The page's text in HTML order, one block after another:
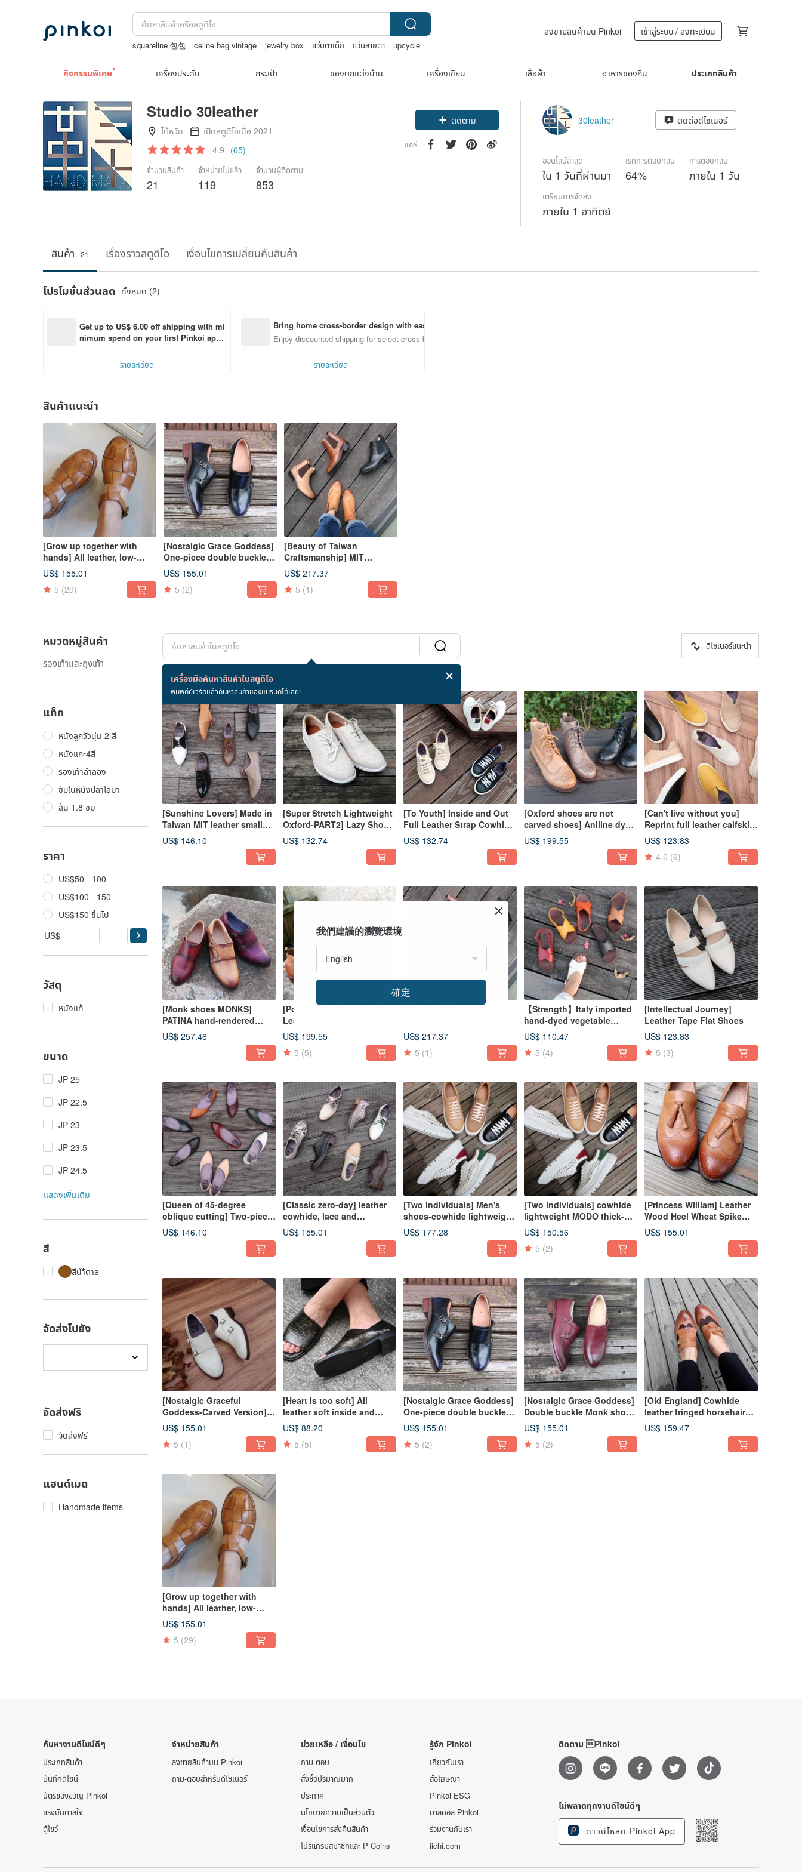
squareline 包包 celine bag vintage jewelry box แว่นตาเด็ก แว่นสายตา
upcycle
ลงขายสินค้าบน Pinkoi เข้าสู่ระบบ / ลงทะเบียน
กิจกรรมพิเศษ เครื่องประดับ กระเป๋า ของตกแต่งบ้าน เครื่องเขียน เสื้อผ้า อาหารของกิน ประเภทสินค้า
Studio 30leather
ไต้หวัน
เปิดสตูดิโอเมื่อ 2021
4.9 (65)
จำนวนสินค้า
21
จำหน่ายไปแล้ว
119
จำนวนผู้ติดตาม
853
ติดตาม
แชร์
30leather ติดต่อดีไซเนอร์
ออนไลน์ล่าสุด
ใน 1 วันที่ผ่านมา
เรทการตอบกลับ
64%
การตอบกลับ
ภายใน 1 วัน
เตรียมการจัดส่ง
ภายใน 1 อาทิตย์
สินค้า 21 เรื่องราวสตูดิโอ เงื่อนไขการเปลี่ยนคืนสินค้า
โปรโมชั่นส่วนลด ทั้งหมด (2)
Get up to US$ 6.00 off shipping with mi
nimum spend on your first Pinkoi app
รายละเอียด
Bring home cross-border design with ease
Enjoy discounted shipping for select cross-border items
รายละเอียด
สินค้าแนะนำ
[Grow up together with
hands] All leather, low-
heeled, small wooden heel,
fish bone, hand-woven
Roman sandals, five colors,
US$ 155.01
5 (29)
[Nostalgic Grace Goddess]
One-piece double buckle
Monk shoes retro polished
mirrored soft leather 5
colors (dark wine red
US$ 155.01
5 (2)
[Beauty of Taiwan
Craftsmanship] MIT
handmade shoes CHELSEA
BOOTS micro square last
whole piece of cowhide
US$ 217.37
5 (1)
หมวดหมู่สินค้า
รองเท้าและถุงเท้า
แท็ก
หนังลูกวัวนุ่ม 2 สี
หนังแกะ4สี
รองเท้าลำลอง
ซับในหนังปลาโลมา
ส้น 1.8 ซม
ราคา
US$50 - 100
US$100 - 150
US$150 ขึ้นไป
US$
-
วัสดุ
หนังแท้
ขนาด
JP 25
JP 22.5
JP 23
JP 23.5
JP 24.5
แสดงเพิ่มเติม
สี
สีนำ้ตาล
จัดส่งไปยัง
จัดส่งฟรี
จัดส่งฟรี
แฮนด์เมด
Handmade items
เครื่องมือค้นหาสินค้าในสตูดิโอ
พิมพ์คีย์เวิร์ดแล้วค้นหาสินค้าของแบรนด์ได้เลย!
ดีไซเนอร์แนะนำ
สินค้า 21 ชิ้น
[Sunshine Lovers] Made in
Taiwan MIT leather small
wooden heel flat-bottomed
pointed three-eye Derby
shoes cowhide sheepskin
US$ 146.10
[Super Stretch Lightweight
Oxford-PART2] Lazy Shoes
Sports Style Super
Lightweight Oxford Shoes
US$ 132.74
[To Youth] Inside and Out
Full Leather Strap Cowhide
Flat Small White Shoes
Sneakers
US$ 132.74
[Oxford shoes are not
carved shoes] Aniline dyed
cowhide two-color rubbing
straps small wooden heel
US$ 199.55
[Can't live without you]
Reprint full leather calfskin
lazy shoes casual shoes
small white shoes skate
shoes
US$ 123.83
4.6 (9)
[Monk shoes MONKS]
PATINA hand-rendered
ancient dyeing full hand-
made retro gradient brush
US$ 257.46
[Postmodern Trajectory]
Leather Chelsea (CHELSEA
BOOTS) short boots
US$ 199.55
5 (5)
handmade shoes CHELSEA
BOOTS micro square last
whole piece of cowhide
US$ 217.37
5 (1)
【Strength】Italy imported
hand-dyed vegetable
tanned cowhide sandals
and slippers
US$ 110.47
5 (4)
[Intellectual Journey]
Leather Tape Flat Shoes
US$ 123.83
5 (3)
[Queen of 45-degree
oblique cutting] Two-piece
full leather small wooden
heel oblique piece cut
US$ 146.10
[Classic zero-day] leather
cowhide, lace and
horsehair three-eye strap
wood-heel derby shoes
US$ 155.01
[Two individuals] Men's
shoes-cowhide lightweight
MODO thick-soled woven
braid casual sneakers
US$ 177.28
[Two individuals] cowhide
lightweight MODO thick-
soled braided braid casual
sneakers
US$ 150.56
5 (2)
[Princess William] Leather
Wood Heel Wheat Spike
Loafers Lazy Shoes Oxford
British Cowhide Sheepskin
US$ 155.01
[Nostalgic Graceful
Goddess-Carved Version]
Double-buckle Monk Shoes
Retro Polished Soft Leather
6 Colors
US$ 155.01
5 (1)
[Heart is too soft] All
leather soft inside and
outside covered open-toe
flat sandals
US$ 88.20
5 (5)
[Nostalgic Grace Goddess]
One-piece double buckle
Monk shoes retro polished
mirrored soft leather 5
colors (dark wine red
US$ 155.01
5 (2)
[Nostalgic Grace Goddess]
Double buckle Monk shoes
retro polished soft leather 6
colors
US$ 155.01
5 (2)
[Old England] Cowhide
leather fringed horsehair
hit color Monk gentleman
women's shoes
US$ 159.47
[Grow up together with
hands] All leather, low-
heeled, small wooden heel,
fish bone, hand-woven
Roman sandals, five colors,
US$ 155.01
5 (29)
ค้นหางานดีไซน์ดีๆ
ประเภทสินค้า
บันทึกดีไซน์
บัตรของขวัญ Pinkoi
แรงบันดาลใจ
ตู้โชว์
จำหน่ายสินค้า
ลงขายสินค้าบน Pinkoi
ถาม-ตอบสำหรับดีไซเนอร์
ช่วยเหลือ / เงื่อนไข
ถาม-ตอบ
สั่งซื้อปริมาณมาก
ประกาศ
นโยบายความเป็นส่วนตัว
เงื่อนไขการส่งคืนสินค้า
โปรแกรมสมาชิกและ P Coins
รู้จัก Pinkoi
เกี่ยวกับเรา
สื่อโฆษณา
Pinkoi ESG
มาสคอส Pinkoi
ร่วมงานกับเรา
iichi.com
ติดตาม Pinkoi
ไม่พลาดทุกงานดีไซน์ดีๆ
ดาวน์โหลด Pinkoi App
我們建議的瀏覽環境
確定